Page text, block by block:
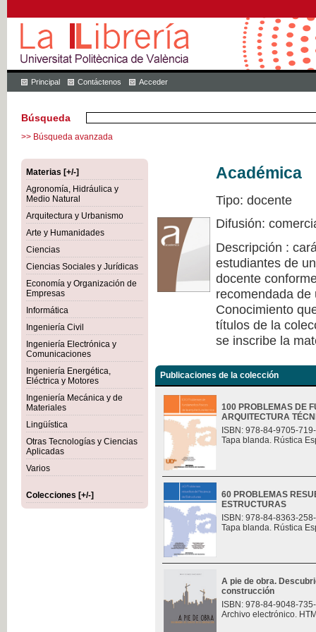
Principal Contáctenos Acceder
Búsqueda
>> Búsqueda avanzada
Materias [+/-]
Agronomía, Hidráulica y
Medio Natural
Arquitectura y Urbanismo
Arte y Humanidades
Ciencias
Ciencias Sociales y Jurídicas
Economía y Organización de
Empresas
Informática
Ingeniería Civil
Ingeniería Electrónica y
Comunicaciones
Ingeniería Energética,
Eléctrica y Motores
Ingeniería Mecánica y de
Materiales
Lingüística
Otras Tecnologías y Ciencias
Aplicadas
Varios
Colecciones [+/-]
Académica
Tipo: docente
Difusión:
Descripción :
estudiantes de
docente
recomendada
Conocimiento
títulos de la
se inscribe la
Publicaciones de la colección
100 PROBLEMAS DE
ARQUITECTURA
ISBN: 978-84-9705-
Tapa blanda. Rústica
60 PROBLEMAS
ESTRUCTURAS
ISBN: 978-84-8363-
Tapa blanda. Rústica
A pie de obra.
construcción
ISBN: 978-84-9048-
Archivo electrónico.